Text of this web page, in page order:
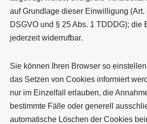
auf Grundlage dieser Einwilligung (Art.
DSGVO und § 25 Abs. 1 TDDDG); die
jederzeit widerrufbar.
Sie können Ihren Browser so
das Setzen von Cookies informiert
nur im Einzelfall erlauben, die
bestimmte Fälle oder generell
automatische Löschen der Cookies